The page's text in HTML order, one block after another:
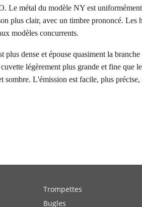
Le métal du modèle NY est
plus clair, avec un timbre prononcé. Les
modèles concurrents.
dense et épouse quasiment la
légèrement plus grande et fine que
sombre. L'émission est facile, plus
Trombones
Gros Cuivres